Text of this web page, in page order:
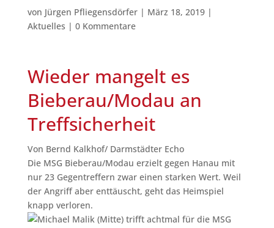
von Jürgen Pfliegensdörfer| März 18, 2019|
Aktuelles | 0 Kommentare
Wieder mangelt es
Bieberau/Modau an
Treffsicherheit
Von Bernd Kalkhof/ Darmstädter Echo
Die MSG Bieberau/Modau erzielt gegen Hanau mit
nur 23 Gegentreffern zwar einen starken Wert. Weil
der Angriff aber enttäuscht, geht das Heimspiel
knapp verloren.